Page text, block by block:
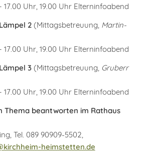
17.00 Uhr, 19.00 Uhr Elterninfoabend
2(Mittagsbetreuung, Martin-
17.00 Uhr, 19.00 Uhr Elterninfoabend
3(Mittagsbetreuung, Gruberr
17.00 Uhr, 19.00 Uhr Elterninfoabend
Thema beantworten im Rathaus
Tel. 089 90909-5502,
heimstetten.de